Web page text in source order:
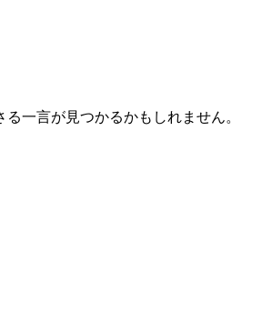
一言が見つかるかもしれません。